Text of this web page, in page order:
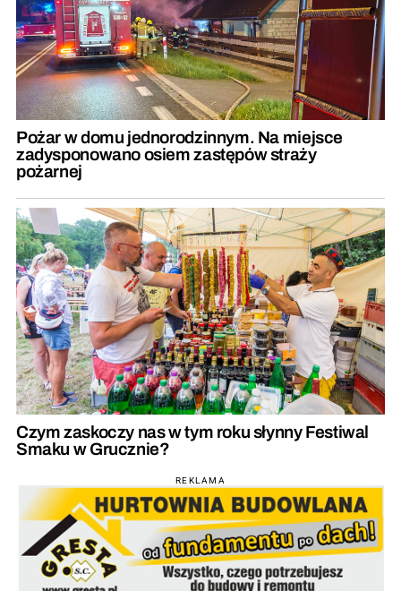
Pożar w domu jednorodzinnym. Na miejsce
zadysponowano osiem zastępów straży
pożarnej
Czym zaskoczy nas w tym roku słynny Festiwal
Smaku w Grucznie?
REKLAMA